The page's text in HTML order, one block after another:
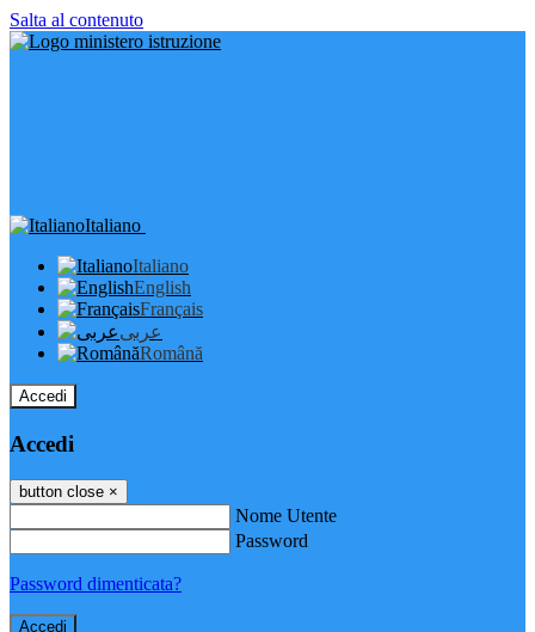
Salta al contenuto
Italiano
Italiano
English
Français
عربى
Română
Accedi
Accedi
button close ×
Nome Utente
Password
Password dimenticata?